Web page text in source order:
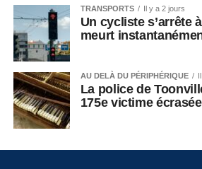
TRANSPORTS Il y a 2 jours
Un cycliste s’arrête
meurt
AU DELÀ DU PÉRIPHÉRIQUE
La police de
175e victime